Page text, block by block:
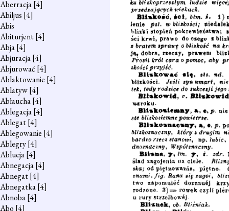
Aberracja[4]
Abiljus [4]
Abis
Abiturjent[4]
Abja[4]
Abjuracja[4]
Abjurować [4]
Ablaktowanie [4]
Ablatyw[4]
Abłaucha[4]
Ablegacja[4]
Ablegat[4]
Ablegowanie [4]
Ablegry[4]
Ablucja[4]
Abnegacja[4]
Abnegat[4]
Abnegatka[4]
Abnoba[4]
Abo [4]